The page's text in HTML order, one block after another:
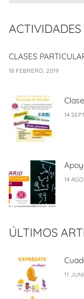
ACTIVIDADES
CLASES
18 FEBRERO, 2019
14
14
ÚLTIMOS
11